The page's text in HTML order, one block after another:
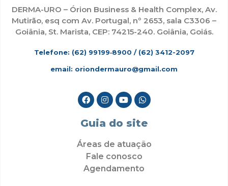
DERMA-URO – Órion Business & Health Complex, Av.
Mutirão, esq com Av. Portugal, nº 2653, sala C3306 –
Goiânia, St. Marista, CEP: 74215-240. Goiânia, Goiás.
Telefone: (62) 99199‑8900 / (62) 3412-2097
email: oriondermauro@gmail.com
Guia do site
Áreas de atuação
Fale conosco
Agendamento